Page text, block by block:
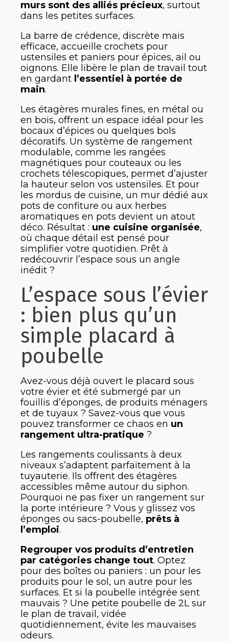
murs sont des alliés précieux, surtout
dans les petites surfaces.
La barre de crédence, discrète mais
efficace, accueille crochets pour
ustensiles et paniers pour épices, ail ou
oignons. Elle libère le plan de travail tout
en gardant l’essentiel à portée de
main.
Les étagères murales fines, en métal ou
en bois, offrent un espace idéal pour les
bocaux d’épices ou quelques bols
décoratifs. Un système de rangement
modulable, comme les rangées
magnétiques pour couteaux ou les
crochets télescopiques, permet d’ajuster
la hauteur selon vos ustensiles. Et pour
les mordus de cuisine, un mur dédié aux
pots de confiture ou aux herbes
aromatiques en pots devient un atout
déco. Résultat : une cuisine organisée,
où chaque détail est pensé pour
simplifier votre quotidien. Prêt à
redécouvrir l’espace sous un angle
inédit ?
L’espace sous l’évier
: bien plus qu’un
simple placard à
poubelle
Avez-vous déjà ouvert le placard sous
votre évier et été submergé par un
fouillis d’éponges, de produits ménagers
et de tuyaux ? Savez-vous que vous
pouvez transformer ce chaos en un
rangement ultra-pratique ?
Les rangements coulissants à deux
niveaux s’adaptent parfaitement à la
tuyauterie. Ils offrent des étagères
accessibles même autour du siphon.
Pourquoi ne pas fixer un rangement sur
la porte intérieure ? Vous y glissez vos
éponges ou sacs-poubelle, prêts à
l’emploi.
Regrouper vos produits d’entretien
par catégories change tout. Optez
pour des boîtes ou paniers : un pour les
produits pour le sol, un autre pour les
surfaces. Et si la poubelle intégrée sent
mauvais ? Une petite poubelle de 2L sur
le plan de travail, vidée
quotidiennement, évite les mauvaises
odeurs.